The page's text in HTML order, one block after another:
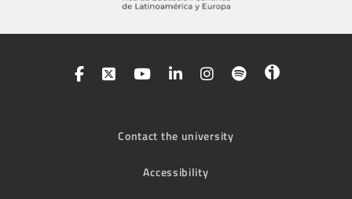
Contact the university
Accessibility